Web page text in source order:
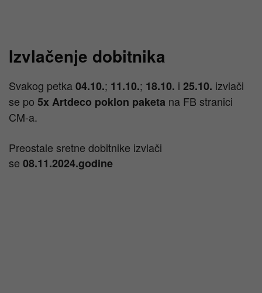
Izvlačenje dobitnika
Svakog petka04.10.; 11.10.; 18.10. i 25.10. izvlači
se po 5x Artdeco poklon paketa na FB stranici
CM-a.
Preostale sretne dobitnike izvlači
se 08.11.2024.godine